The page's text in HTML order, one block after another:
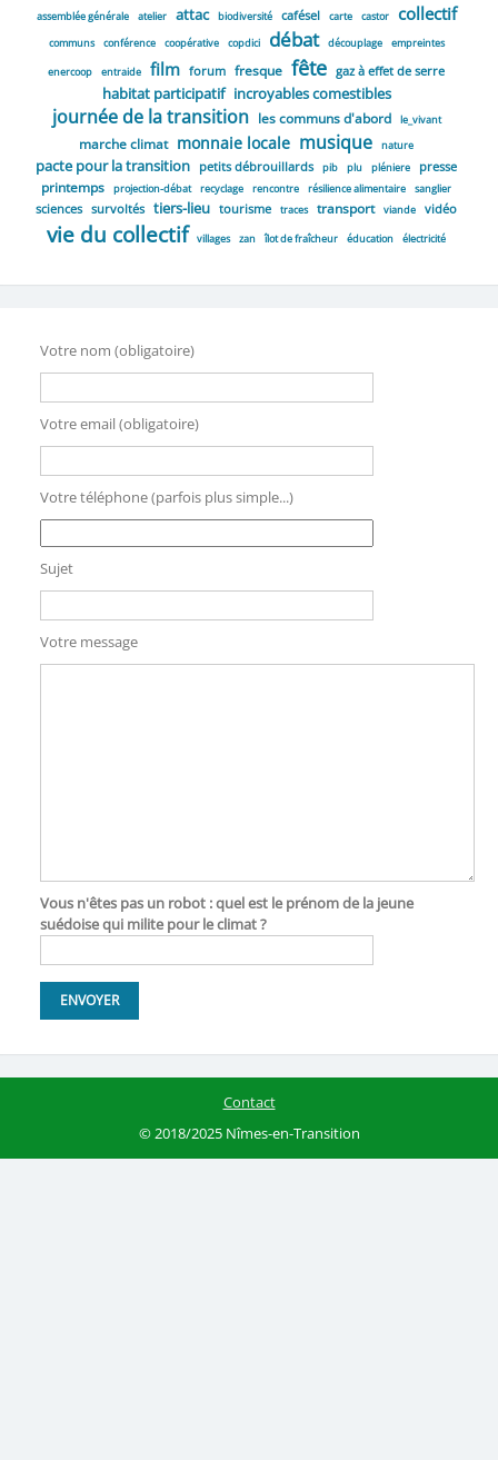
assemblée générale
atelier attac biodiversité cafésel carte castor collectif
communs conférence coopérative copdici débat découplage
empreintes
enercoop
entraide film forum fresque fête gaz à effet de serre
habitat participatif incroyables comestibles
journée de la transition les communs d'abord le_vivant
marche climat monnaie locale musique nature
pacte pour la transition petits débrouillards pib plu pléniere presse
printemps projection-débat recyclage rencontre résilience alimentaire sanglier
sciences survoltés tiers-lieu tourisme traces transport viande vidéo
vie du collectif villages zan îlot de fraîcheur éducation électricité
Votre nom (obligatoire)
Votre email (obligatoire)
Votre téléphone (parfois plus simple...)
Sujet
Votre message
Vous n'êtes pas un robot : quel est le prénom de la jeune
suédoise qui milite pour le climat ?
Contact
© 2018/2025 Nîmes-en-Transition